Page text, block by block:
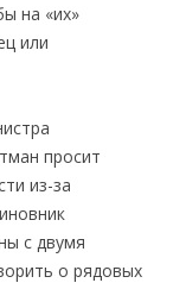
на «их»
или
просит
из-за
с двумя
о рядовых